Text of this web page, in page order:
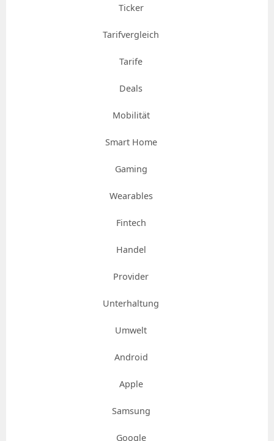
Ticker
Tarifvergleich
Tarife
Deals
Mobilität
Smart Home
Gaming
Wearables
Fintech
Handel
Provider
Unterhaltung
Umwelt
Android
Apple
Samsung
Google